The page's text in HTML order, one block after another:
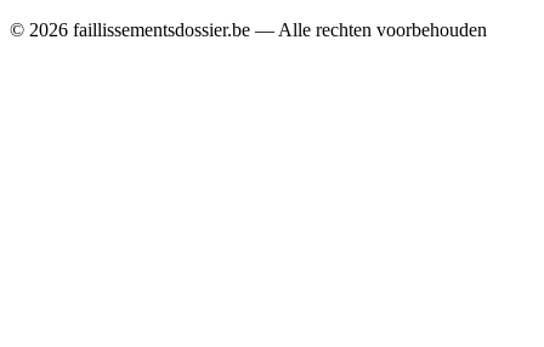
© 2026 faillissementsdossier.be — Alle rechten voorbehouden